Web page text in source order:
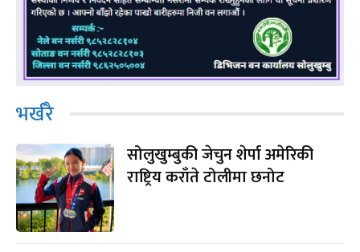
भर्खरै
सोलुखुम्बुकी जेचुन शेर्पा अमेरिकी
राष्ट्रिय कराँते टोलीमा छनोट